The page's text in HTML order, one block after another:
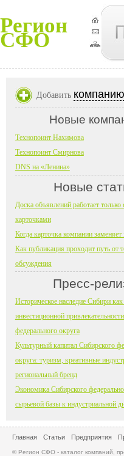
Регион
СФО
Добавить компанию
Новые
Технопоинт Нахимова
Технопоинт Смирнова
DNS на «Ленина»
Новые
Доска объявлений работает
карточками
Когда карточка компании
Как публикация проходит путь от
обсуждения
Пресс-
Историческое наследие Сибири
инвестиционной
федерального округа
Культурный капитал Сибирского
округа: туризм, креативные
региональный бренд
Экономика Сибирского
сырьевой базы к индустриальной
Главная Статьи Предприятия
© Регион СФО - каталог компаний,